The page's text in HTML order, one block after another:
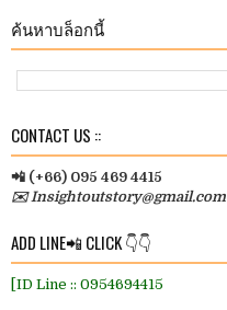
ค้นหาบล็อกนี้
CONTACT US ::
📲 (+66) 095 469 4415
✉️ Insightoutstory@gmail.com
ADD LINE📲 CLICK 👇👇
[ID Line :: 0954694415